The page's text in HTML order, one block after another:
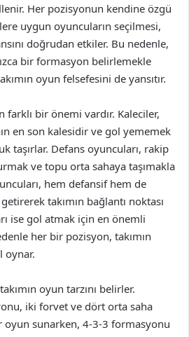
Her pozisyonun kendine özgü
uygun oyuncuların seçilmesi,
doğrudan etkiler. Bu nedenle,
bir formasyon belirlemekle
oyun felsefesini de yansıtır.
farklı bir önemi vardır. Kaleciler,
en son kalesidir ve gol yememek
taşırlar. Defans oyuncuları, rakip
ve topu orta sahaya taşımakla
hem defansif hem de
takımın bağlantı noktası
ise gol atmak için en önemli
her bir pozisyon, takımın
oynar.
oyun tarzını belirler.
iki forvet ve dört orta saha
sunarken, 4-3-3 formasyonu